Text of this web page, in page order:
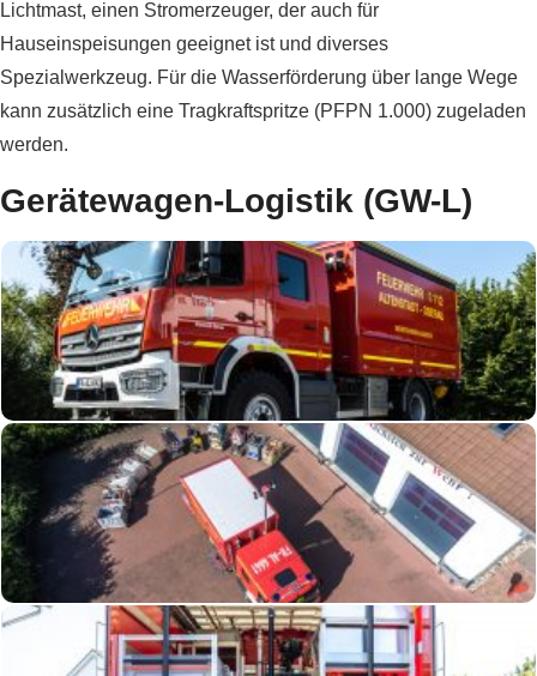
Lichtmast, einen Stromerzeuger, der auch für
Hauseinspeisungen geeignet ist und diverses
Spezialwerkzeug. Für die Wasserförderung über lange Wege
kann zusätzlich eine Tragkraftspritze (PFPN 1.000) zugeladen
werden.
Gerätewagen-Logistik (GW-L)